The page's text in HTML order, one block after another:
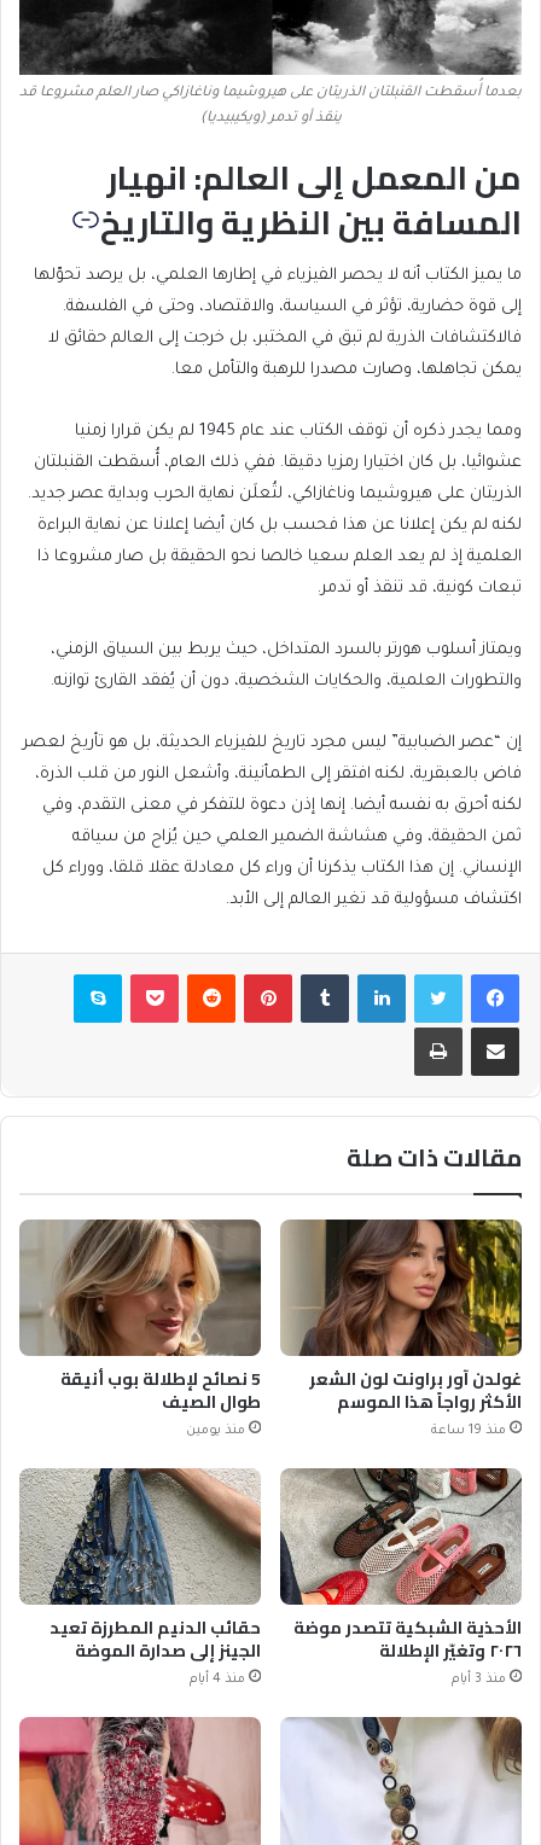
بعدما أُسقطت القنبلتان الذريتان على هيروشيما وناغازاكي صار العلم مشروعا قد
ينقذ أو تدمر (ويكيبيديا)
من المعمل إلى العالم: انهيار
المسافة بين النظرية والتاريخ
ما يميز الكتاب أنه لا يحصر الفيزياء في إطارها العلمي، بل يرصد تحوّلها
إلى قوة حضارية، تؤثر في السياسة، والاقتصاد، وحتى في الفلسفة.
فالاكتشافات الذرية لم تبق في المختبر، بل خرجت إلى العالم حقائق لا
يمكن تجاهلها، وصارت مصدرا للرهبة والتأمل معا.
ومما يجدر ذكره أن توقف الكتاب عند عام 1945 لم يكن قرارا زمنيا
عشوائيا، بل كان اختيارا رمزيا دقيقا. ففي ذلك العام، أُسقطت القنبلتان
الذريتان على هيروشيما وناغازاكي، لتُعلَن نهاية الحرب وبداية عصر جديد.
لكنه لم يكن إعلانا عن هذا فحسب بل كان أيضا إعلانا عن نهاية البراءة
العلمية إذ لم يعد العلم سعيا خالصا نحو الحقيقة بل صار مشروعا ذا
تبعات كونية، قد تنقذ أو تدمر.
ويمتاز أسلوب هورتر بالسرد المتداخل، حيث يربط بين السياق الزمني،
والتطورات العلمية، والحكايات الشخصية، دون أن يُفقد القارئ توازنه.
إن “عصر الضبابية” ليس مجرد تاريخ للفيزياء الحديثة، بل هو تأريخ لعصر
فاض بالعبقرية، لكنه افتقر إلى الطمأنينة، وأشعل النور من قلب الذرة،
لكنه أحرق به نفسه أيضا. إنها إذن دعوة للتفكر في معنى التقدم، وفي
ثمن الحقيقة، وفي هشاشة الضمير العلمي حين يُزاح من سياقه
الإنساني. إن هذا الكتاب يذكرنا أن وراء كل معادلة عقلا قلقا، ووراء كل
اكتشاف مسؤولية قد تغير العالم إلى الأبد.
فيسبوكتويتر لينكدإن بينتيريست بوكيت سكايب
مشاركة عبر البريد طباعة
مقالات ذات صلة
غولدن آور براونت لون الشعر
الأكثر رواجاً هذا الموسم
منذ 19 ساعة
5 نصائح لإطلالة بوب أنيقة
طوال الصيف
منذ يومين
الأحذية الشبكية تتصدر موضة
٢٠٢٦ وتغيّر الإطلالة
منذ 3 أيام
حقائب الدنيم المطرزة تعيد
الجينز إلى صدارة الموضة
منذ 4 أيام